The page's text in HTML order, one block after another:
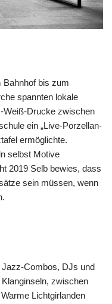
Bahnhof bis zum
spannten lokale
Weiß-Drucke zwischen
ein „Live-Porzellan-
ermöglichte.
selbst Motive
2019 Selb bewies, dass
sein müssen, wenn
Combos, DJs und
zwischen
Lichtgirlanden